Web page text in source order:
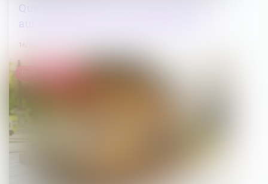
Quelles utilisations du logement sont
autorisées dans un bail de location ?
16/04/2025
Droit immobilier